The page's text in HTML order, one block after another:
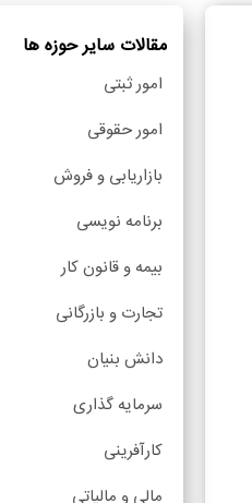
مقالات سایر حوزه ها
امور ثبتی
امور حقوقی
بازاریابی و فروش
برنامه نویسی
بیمه و قانون کار
تجارت و بازرگانی
دانش بنیان
سرمایه گذاری
کارآفرینی
مالی و مالیاتی